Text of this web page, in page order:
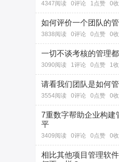
4347阅读 0评论 1点赞 0
如何评价一个团队的
3838阅读 0评论 0点赞 0
一切不谈考核的管理
3090阅读 1评论 0点赞 1
请看我们团队是如何
3554阅读 0评论 0点赞 0
7重数字帮助企业构建
平
3409阅读 0评论 0点赞 0
相比其他项目管理软